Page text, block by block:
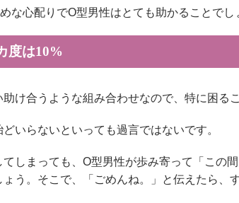
な心配りでO型男性はとても助かることで
度は10%
け合うような組み合わせなので、特に困る
いらないといっても過言ではないです。
てしまっても、O型男性が歩み寄って「この
う。そこで、「ごめんね。」と伝えたら、